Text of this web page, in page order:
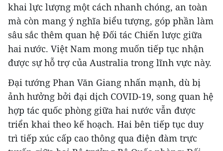
khai lực lượng một cách nhanh chóng, an toàn
mà còn mang ý nghĩa biểu tượng, góp phần làm
sâu sắc thêm quan hệ Đối tác Chiến lược giữa
hai nước. Việt Nam mong muốn tiếp tục nhận
được sự hỗ trợ của Australia trong lĩnh vực này.
Đại tướng Phan Văn Giang nhấn mạnh, dù bị
ảnh hưởng bởi đại dịch COVID-19, song quan hệ
hợp tác quốc phòng giữa hai nước vẫn được
triển khai theo kế hoạch. Hai bên tiếp tục duy
trì tiếp xúc cấp cao thông qua điện đàm trực